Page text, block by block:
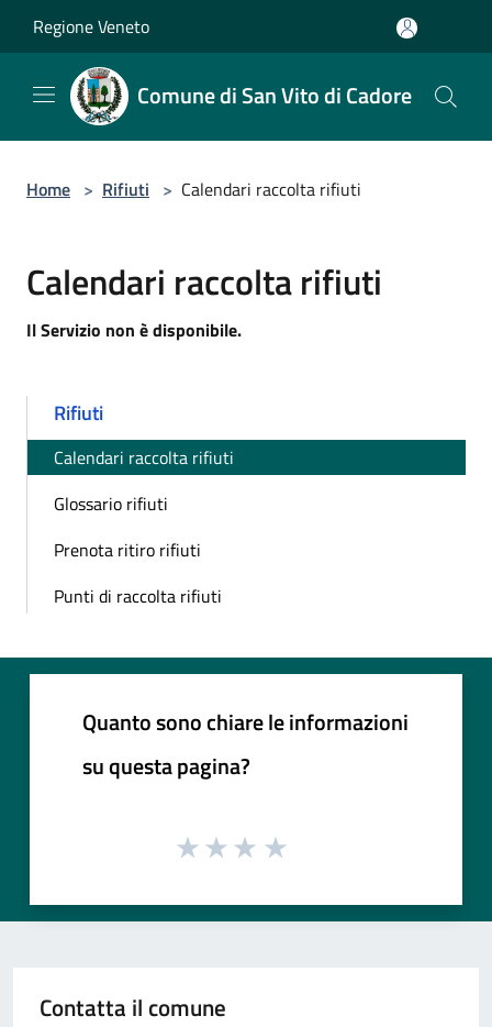
Regione Veneto
Comune di San Vito di Cadore
Home > Rifiuti > Calendari raccolta rifiuti
Calendari raccolta rifiuti
Il Servizio non è disponibile.
Rifiuti
Calendari raccolta rifiuti
Glossario rifiuti
Prenota ritiro rifiuti
Punti di raccolta rifiuti
Quanto sono chiare le informazioni
su questa pagina?
Contatta il comune